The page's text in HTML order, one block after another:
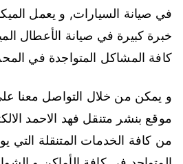
في صيانة السيارات, و يعمل
خبرة كبيرة في صيانة الأعطال
كافة المشاكل المتواجدة في
و يمكن من خلال التواصل معنا
موقع بنشر متنقل فهد الاحمد
من كافة الخدمات المتنقلة التي